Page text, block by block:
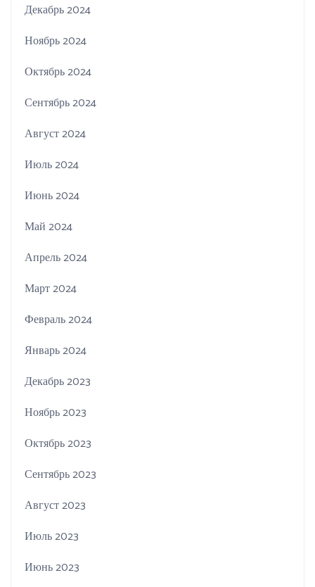
Декабрь 2024
Ноябрь 2024
Октябрь 2024
Сентябрь 2024
Август 2024
Июль 2024
Июнь 2024
Май 2024
Апрель 2024
Март 2024
Февраль 2024
Январь 2024
Декабрь 2023
Ноябрь 2023
Октябрь 2023
Сентябрь 2023
Август 2023
Июль 2023
Июнь 2023